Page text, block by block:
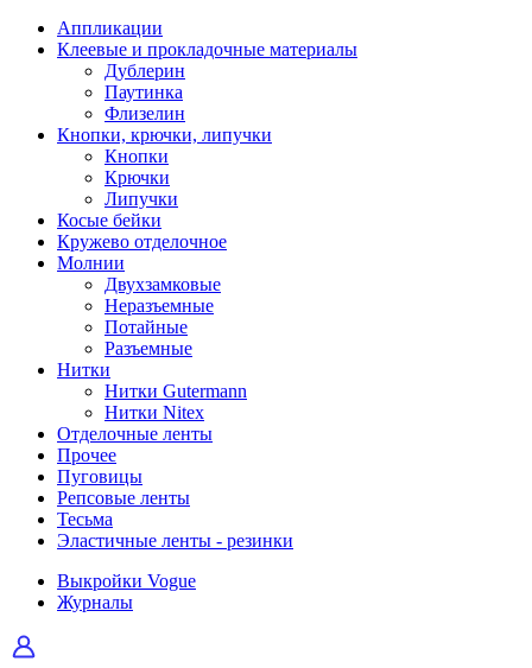
Аппликации
Клеевые и прокладочные материалы
Дублерин
Паутинка
Флизелин
Кнопки, крючки, липучки
Кнопки
Крючки
Липучки
Косые бейки
Кружево отделочное
Молнии
Двухзамковые
Неразъемные
Потайные
Разъемные
Нитки
Нитки Gutermann
Нитки Nitex
Отделочные ленты
Прочее
Пуговицы
Репсовые ленты
Тесьма
Эластичные ленты - резинки
Выкройки Vogue
Журналы